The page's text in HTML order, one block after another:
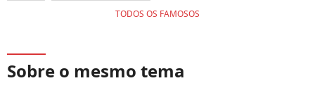
TODOS OS FAMOSOS
Sobre o mesmo tema